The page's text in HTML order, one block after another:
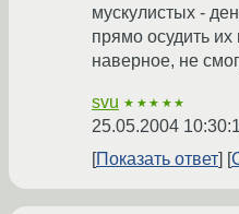
мускулистых -
прямо осудить их
наверное, не
svu ★★★★★
25.05.2004
Показать ответ